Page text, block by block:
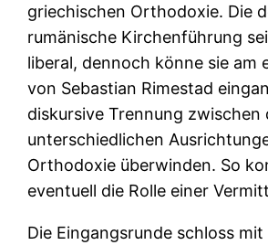
griechischen Orthodoxie. Die
rumänische Kirchenführung
liberal, dennoch könne sie am
von Sebastian Rimestad
diskursive Trennung zwischen
unterschiedlichen
Orthodoxie überwinden. So
eventuell die Rolle einer
Die Eingangsrunde schloss mit